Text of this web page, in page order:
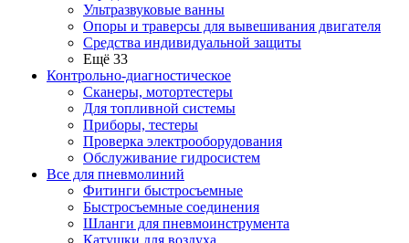
Ультразвуковые ванны
Опоры и траверсы для вывешивания двигателя
Средства индивидуальной защиты
Ещё 33
Контрольно-диагностическое
Сканеры, мотортестеры
Для топливной системы
Приборы, тестеры
Проверка электрооборудования
Обслуживание гидросистем
Все для пневмолиний
Фитинги быстросъемные
Быстросъемные соединения
Шланги для пневмоинструмента
Катушки для воздуха